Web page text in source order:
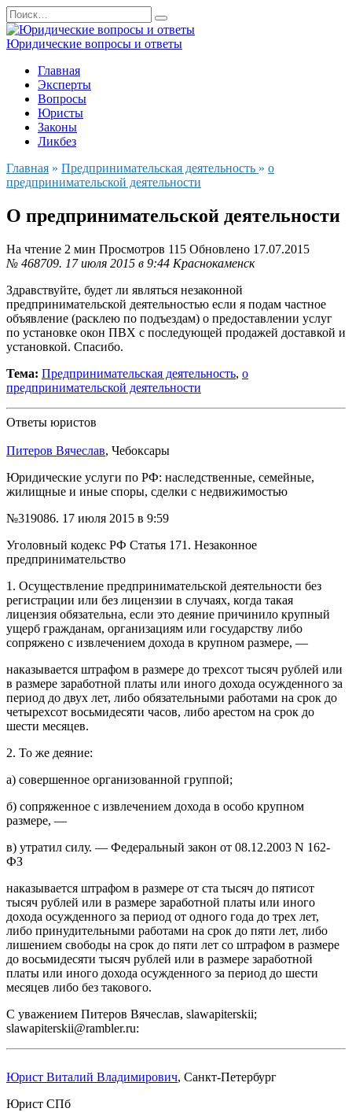
Перейти
к
содержанию
Search
for:
Юридические вопросы и ответы
Главная
Эксперты
Вопросы
Юристы
Законы
Ликбез
Главная » Предпринимательская деятельность » о
предпринимательской деятельности
О предпринимательской деятельности
На чтение 2 мин Просмотров 115 Обновлено 17.07.2015
№ 468709. 17 июля 2015 в 9:44 Краснокаменск
Здравствуйте, будет ли являться незаконной
предпринимательской деятельностью если я подам частное
объявление (расклею по подъездам) о предоставлении услуг
по установке окон ПВХ с последующей продажей доставкой и
установкой. Спасибо.
Тема: Предпринимательская деятельность, о
предпринимательской деятельности
Ответы юристов
Питеров Вячеслав, Чебоксары
Юридические услуги по РФ: наследственные, семейные,
жилищные и иные споры, сделки с недвижимостью
№319086. 17 июля 2015 в 9:59
Уголовный кодекс РФ Статья 171. Незаконное
предпринимательство
1. Осуществление предпринимательской деятельности без
регистрации или без лицензии в случаях, когда такая
лицензия обязательна, если это деяние причинило крупный
ущерб гражданам, организациям или государству либо
сопряжено с извлечением дохода в крупном размере, —
наказывается штрафом в размере до трехсот тысяч рублей или
в размере заработной платы или иного дохода осужденного за
период до двух лет, либо обязательными работами на срок до
четырехсот восьмидесяти часов, либо арестом на срок до
шести месяцев.
2. То же деяние:
а) совершенное организованной группой;
б) сопряженное с извлечением дохода в особо крупном
размере, —
в) утратил силу. — Федеральный закон от 08.12.2003 N 162-
ФЗ
наказывается штрафом в размере от ста тысяч до пятисот
тысяч рублей или в размере заработной платы или иного
дохода осужденного за период от одного года до трех лет,
либо принудительными работами на срок до пяти лет, либо
лишением свободы на срок до пяти лет со штрафом в размере
до восьмидесяти тысяч рублей или в размере заработной
платы или иного дохода осужденного за период до шести
месяцев либо без такового.
С уважением Питеров Вячеслав, slawapiterskii;
slawapiterskii@rambler.ru:
Юрист Виталий Владимирович, Санкт-Петербург
Юрист СПб